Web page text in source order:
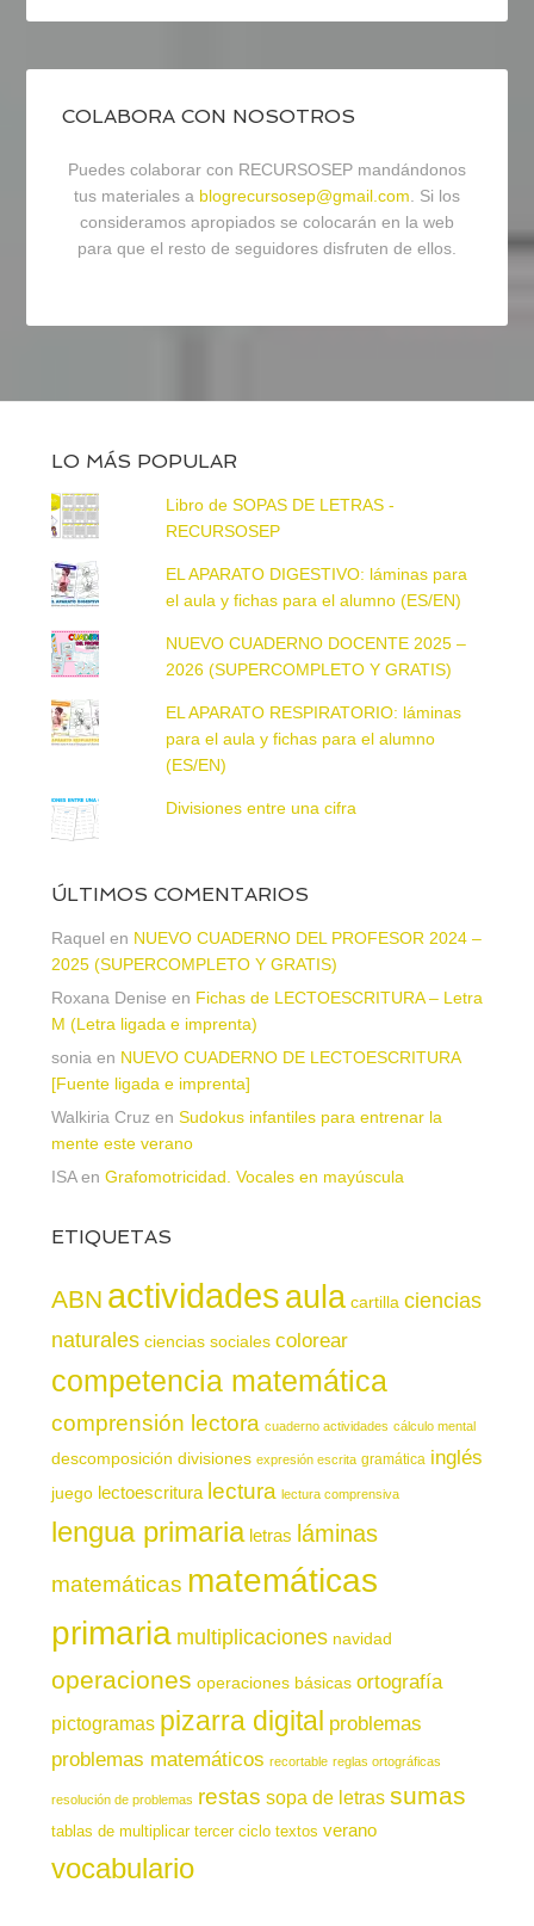
COLABORA CON NOSOTROS
Puedes colaborar con RECURSOSEP mandándonos
tus materiales a blogrecursosep@gmail.com. Si los
consideramos apropiados se colocarán en la web
para que el resto de seguidores disfruten de ellos.
LO MÁS POPULAR
Libro de SOPAS DE LETRAS -
RECURSOSEP
EL APARATO DIGESTIVO: láminas para
el aula y fichas para el alumno (ES/EN)
NUEVO CUADERNO DOCENTE 2025 –
2026 (SUPERCOMPLETO Y GRATIS)
EL APARATO RESPIRATORIO: láminas
para el aula y fichas para el alumno
(ES/EN)
Divisiones entre una cifra
ÚLTIMOS COMENTARIOS
Raquel en NUEVO CUADERNO DEL PROFESOR 2024 –
2025 (SUPERCOMPLETO Y GRATIS)
Roxana Denise en Fichas de LECTOESCRITURA – Letra
M (Letra ligada e imprenta)
sonia en NUEVO CUADERNO DE LECTOESCRITURA
[Fuente ligada e imprenta]
Walkiria Cruz en Sudokus infantiles para entrenar la
mente este verano
ISAen Grafomotricidad. Vocales en mayúscula
ETIQUETAS
ABN actividadesaula cartilla ciencias
naturales ciencias sociales colorear
competencia matemática
comprensión lectora cuaderno actividades cálculo mental
descomposición divisiones expresión escrita gramática inglés
juego lectoescritura lectura lectura comprensiva
lengua primaria letras láminas
matemáticas matemáticas
primaria multiplicaciones navidad
operaciones operaciones básicas ortografía
pictogramas pizarra digital problemas
problemas matemáticos recortable reglas ortográficas
resolución de problemas restas sopa de letras sumas
tablas de multiplicar tercer ciclo textos verano
vocabulario